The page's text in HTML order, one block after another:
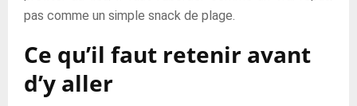
pas comme un simple snack de plage.
Ce qu’il faut retenir avant
d’y aller